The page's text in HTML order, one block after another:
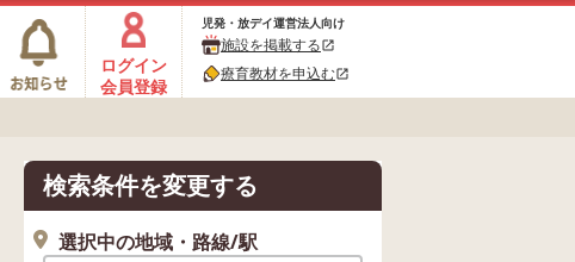
ログイン
会員登録
児発・放デイ運営法人向け
施設を掲載するopen_in_new
療育教材を申込むopen_in_new
検索条件を変更する
選択中の地域・路線/駅